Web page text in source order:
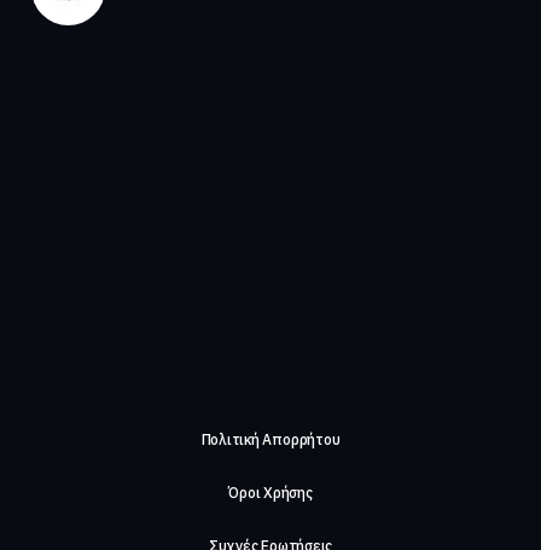
Πολιτική Απορρήτου
Όροι Χρήσης
Συχνές Ερωτήσεις